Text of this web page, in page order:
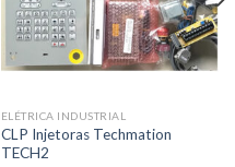
ELÉTRICA INDUSTRIAL
CLP Injetoras Techmation
TECH2